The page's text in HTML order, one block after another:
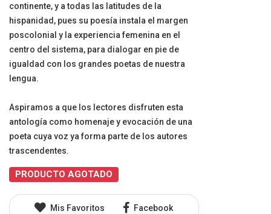
continente, y a todas las latitudes de la
hispanidad, pues su poesía instala el margen
poscolonial y la experiencia femenina en el
centro del sistema, para dialogar en pie de
igualdad con los grandes poetas de nuestra
lengua.
Aspiramos a que los lectores disfruten esta
antología como homenaje y evocación de una
poeta cuya voz ya forma parte de los autores
trascendentes.
PRODUCTO AGOTADO
Mis Favoritos Facebook